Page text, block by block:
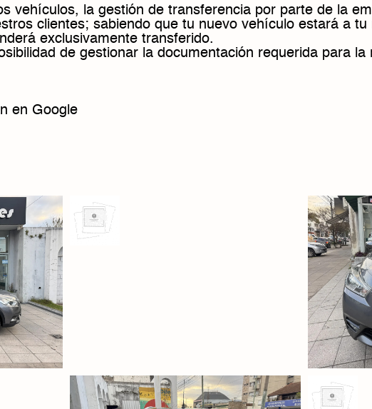
vehículos, la gestión de transferencia por parte de la
clientes; sabiendo que tu nuevo vehículo estará a
exclusivamente transferido.
de gestionar la documentación requerida para la
en Google